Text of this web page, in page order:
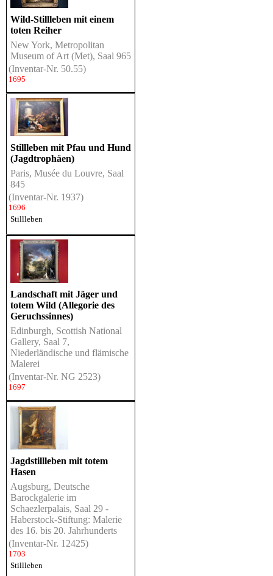
Wild-Stillleben mit einem
toten Reiher
New York, Metropolitan
Museum of Art (Met), Saal 965
(Inventar-Nr. 50.55)
1695
Stillleben mit Pfau und Hund
(Jagdtrophäen)
Paris, Musée du Louvre, Saal
845
(Inventar-Nr. 1937)
1696
Stillleben
Landschaft mit Jäger und
totem Wild (Allegorie des
Geruchssinnes)
Edinburgh, Scottish National
Gallery, Saal 7,
Niederländische und flämische
Malerei
(Inventar-Nr. NG 2523)
1697
Jagdstillleben mit totem
Hasen
Augsburg, Deutsche
Barockgalerie im
Schaezlerpalais, Saal 29 -
Haberstock-Stiftung: Malerie
des 16. bis 20. Jahrhunderts
(Inventar-Nr. 12425)
1703
Stillleben